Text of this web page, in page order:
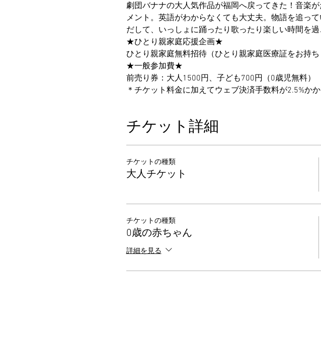
劇団バナナの大人気作品が福岡へ戻ってきた！音楽
メント。英語がわからなくても大丈夫。物語を追っ
だして、いっしょに踊ったり歌ったり楽しい時間を過
★ひとり親家庭応援企画★
ひとり親家庭無料招待（ひとり親家庭医療証をお持ち
★一般参加費★
前売り券：大人1500円、子ども700円（0歳児無料）
＊チケット料金に加えてウェブ決済手数料が2.5%かか
チケット詳細
チケットの種類
大人チケット
チケットの種類
0歳の赤ちゃん
詳細を見る